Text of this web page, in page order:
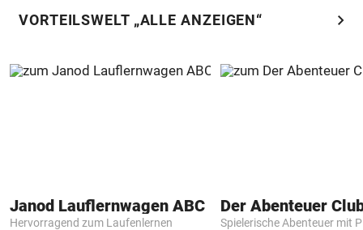
VORTEILSWELT „ALLE ANZEIGEN“ chevron_right
Janod Lauflernwagen ABC
Hervorragend zum Laufenlernen
Der Abenteuer
Spielerische Abenteuer mit